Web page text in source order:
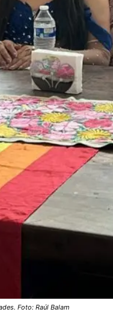
Foto: Raúl Balam